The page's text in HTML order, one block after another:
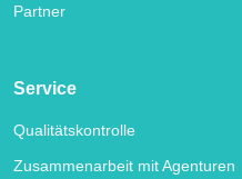
Partner
Service
Qualitätskontrolle
Zusammenarbeit mit Agenturen